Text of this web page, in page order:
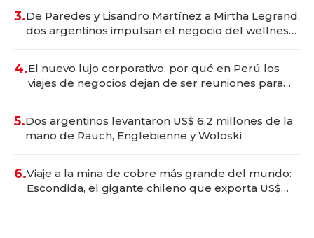
3.De Paredes y Lisandro Martínez a Mirtha Legrand:
dos argentinos impulsan el negocio del wellness
4.El nuevo lujo corporativo: por qué en Perú los
viajes de negocios dejan de ser reuniones para
5.Dos argentinos levantaron US$ 6,2 millones de la
mano de Rauch, Englebienne y Woloski
6.Viaje a la mina de cobre más grande del mundo:
Escondida, el gigante chileno que exporta US$